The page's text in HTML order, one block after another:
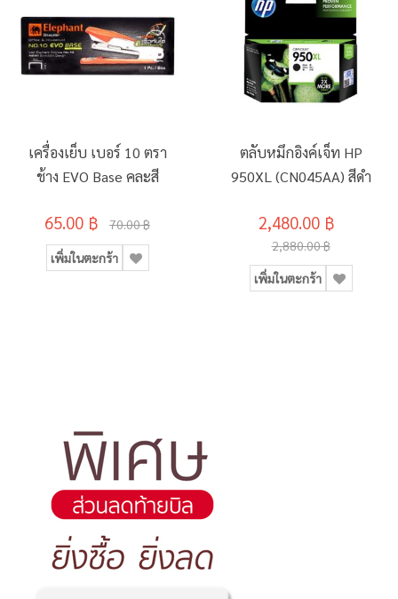
เครื่องเย็บ เบอร์ 10 ตรา
ช้าง EVO Base คละสี
65.00 ฿ 70.00 ฿
เพิ่มในตะกร้า
ตลับหมึกอิงค์เจ็ท HP
950XL (CN045AA) สีดำ
2,480.00 ฿
2,880.00 ฿
เพิ่มในตะกร้า